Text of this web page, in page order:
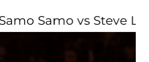
vs Steve Lakeufack